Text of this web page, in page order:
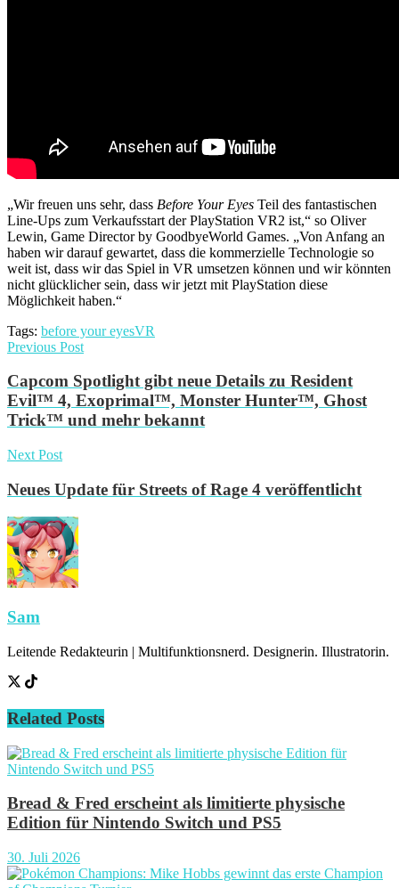
„Wir freuen uns sehr, dass Before Your Eyes Teil des fantastischen
Line-Ups zum Verkaufsstart der PlayStation VR2 ist,“ so Oliver
Lewin, Game Director by GoodbyeWorld Games. „Von Anfang an
haben wir darauf gewartet, dass die kommerzielle Technologie so
weit ist, dass wir das Spiel in VR umsetzen können und wir könnten
nicht glücklicher sein, dass wir jetzt mit PlayStation diese
Möglichkeit haben.“
Tags: before your eyesVR
Previous Post
Capcom Spotlight gibt neue Details zu Resident
Evil™ 4, Exoprimal™, Monster Hunter™, Ghost
Trick™ und mehr bekannt
Next Post
Neues Update für Streets of Rage 4 veröffentlicht
Sam
Leitende Redakteurin | Multifunktionsnerd. Designerin. Illustratorin.
Related Posts
Bread & Fred erscheint als limitierte physische
Edition für Nintendo Switch und PS5
30. Juli 2026